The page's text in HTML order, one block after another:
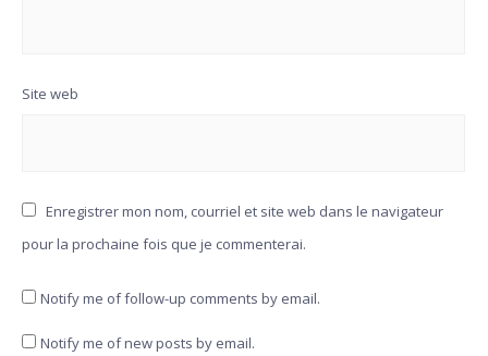
Site web
Enregistrer mon nom, courriel et site web dans le navigateur
pour la prochaine fois que je commenterai.
Notify me of follow-up comments by email.
Notify me of new posts by email.